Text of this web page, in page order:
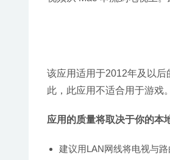
该应用适用于2012年及以
此，此应用不适合用于游戏
应用的质量将取决于你的本
建议用LAN网线将电视与路